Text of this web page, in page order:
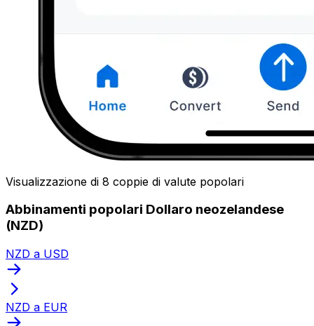
Visualizzazione di 8 coppie di valute popolari
Abbinamenti popolari Dollaro neozelandese
(NZD)
NZD a USD
NZD a EUR